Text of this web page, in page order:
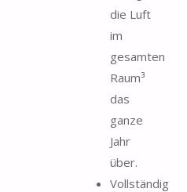
die Luft
im
gesamten
Raum³
das
ganze
Jahr
über.
Vollständig